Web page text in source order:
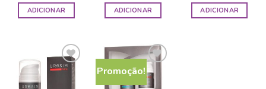
ADICIONAR era:
34,83 €.
ADICIONAR
era:
40,59 €.
ADICIONAR
Promoção!